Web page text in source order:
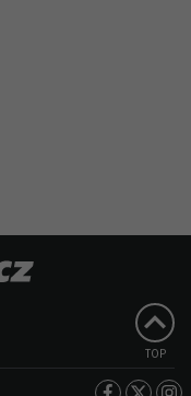
TOP